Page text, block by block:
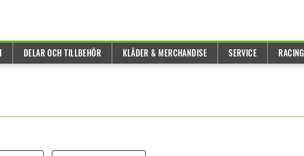
DELAR OCH TILLBEHÖR KLÄDER & MERCHANDISE SERVICE RACING